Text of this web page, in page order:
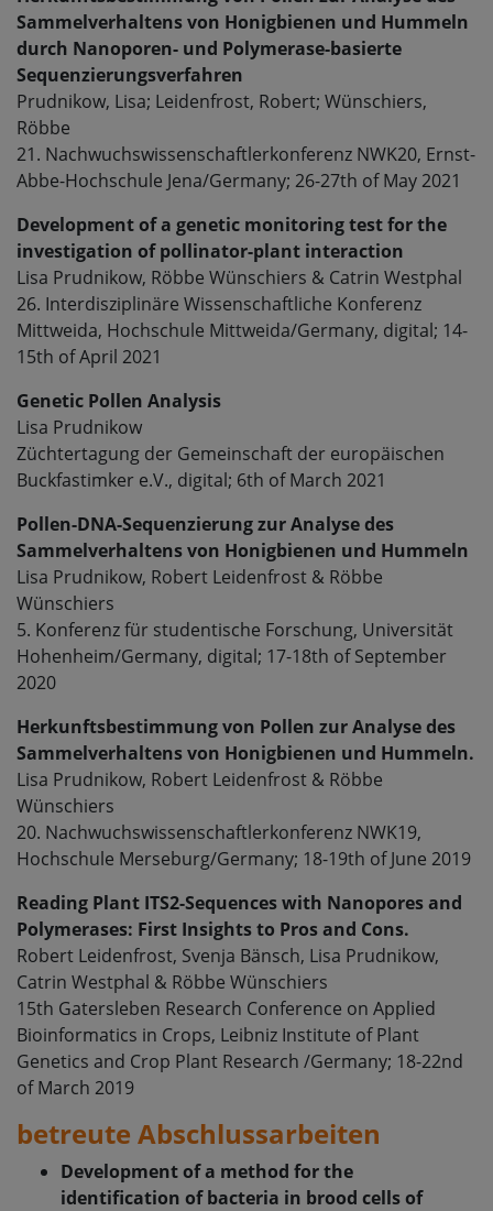
Sammelverhaltens von Honigbienen und Hummeln
durch Nanoporen- und Polymerase-basierte
Sequenzierungsverfahren
Prudnikow, Lisa; Leidenfrost, Robert; Wünschiers,
Röbbe
21. Nachwuchswissenschaftlerkonferenz NWK20, Ernst-
Abbe-Hochschule Jena/Germany; 26-27th of May 2021
Development of a genetic monitoring test for the
investigation of pollinator-plant interaction
Lisa Prudnikow, Röbbe Wünschiers & Catrin Westphal
26. Interdisziplinäre Wissenschaftliche Konferenz
Mittweida, Hochschule Mittweida/Germany, digital; 14-
15th of April 2021
Genetic Pollen Analysis
Lisa Prudnikow
Züchtertagung der Gemeinschaft der europäischen
Buckfastimker e.V., digital; 6th of March 2021
Pollen-DNA-Sequenzierung zur Analyse des
Sammelverhaltens von Honigbienen und Hummeln
Lisa Prudnikow, Robert Leidenfrost & Röbbe
Wünschiers
5. Konferenz für studentische Forschung, Universität
Hohenheim/Germany, digital; 17-18th of September
2020
Herkunftsbestimmung von Pollen zur Analyse des
Sammelverhaltens von Honigbienen und Hummeln.
Lisa Prudnikow, Robert Leidenfrost & Röbbe
Wünschiers
20. Nachwuchswissenschaftlerkonferenz NWK19,
Hochschule Merseburg/Germany; 18-19th of June 2019
Reading Plant ITS2-Sequences with Nanopores and
Polymerases: First Insights to Pros and Cons.
Robert Leidenfrost, Svenja Bänsch, Lisa Prudnikow,
Catrin Westphal & Röbbe Wünschiers
15th Gatersleben Research Conference on Applied
Bioinformatics in Crops, Leibniz Institute of Plant
Genetics and Crop Plant Research /Germany; 18-22nd
of March 2019
betreute Abschlussarbeiten
Development of a method for the
identification of bacteria in brood cells of